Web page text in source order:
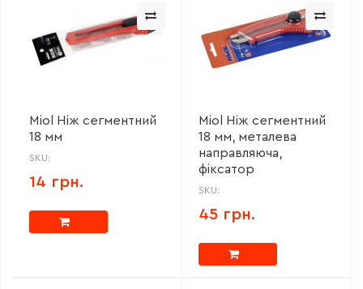
Miol Ніж сегментний
18 мм
SKU:
14 грн.
Miol Ніж сегментний
18 мм, металева
направляюча,
фіксатор
SKU:
45 грн.